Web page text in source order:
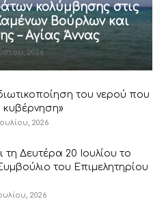
κολύμβησης στις
Βούρλων και
– Αγίας Άννας
2026
του νερού που
κυβέρνηση»
2026
τη Δευτέρα 20 Ιουλίου το
του Επιμελητηρίου
2026